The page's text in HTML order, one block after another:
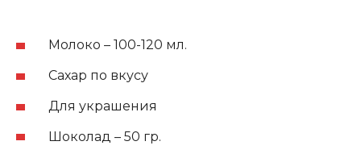
Молоко – 100-120 мл.
Сахар по вкусу
Для украшения
Шоколад – 50 гр.